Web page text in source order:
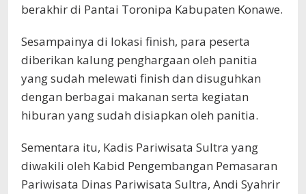
berakhir di Pantai Toronipa Kabupaten Konawe.
Sesampainya di lokasi finish, para peserta
diberikan kalung penghargaan oleh panitia
yang sudah melewati finish dan disuguhkan
dengan berbagai makanan serta kegiatan
hiburan yang sudah disiapkan oleh panitia.
Sementara itu, Kadis Pariwisata Sultra yang
diwakili oleh Kabid Pengembangan Pemasaran
Pariwisata Dinas Pariwisata Sultra, Andi Syahrir